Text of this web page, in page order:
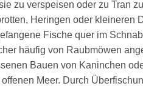
zu verspeisen oder zu Tran
Heringen oder kleineren
Fische quer im
häufig von Raubmöwen
Bauen von Kaninchen
Meer. Durch